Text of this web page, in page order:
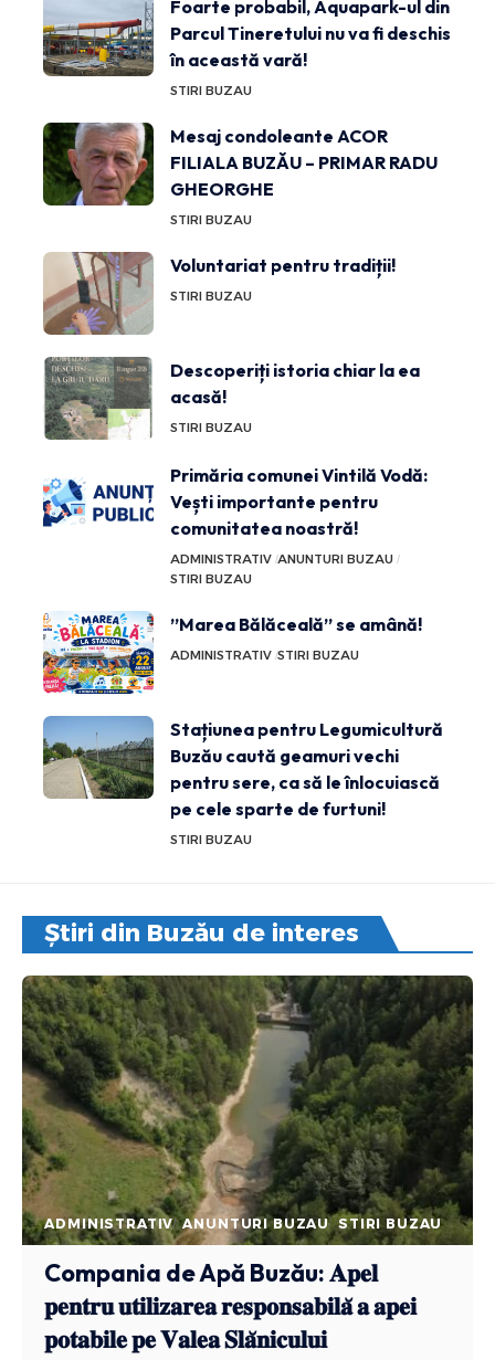
Foarte probabil, Aquapark-ul din
Parcul Tineretului nu va fi deschis
în această vară!
STIRI BUZAU
Mesaj condoleante ACOR
FILIALA BUZĂU – PRIMAR RADU
GHEORGHE
STIRI BUZAU
Voluntariat pentru tradiții!
STIRI BUZAU
Descoperiți istoria chiar la ea
acasă!
STIRI BUZAU
Primăria comunei Vintilă Vodă:
Vești importante pentru
comunitatea noastră!
ADMINISTRATIV ANUNTURI BUZAU
STIRI BUZAU
”Marea Bălăceală” se amână!
ADMINISTRATIV STIRI BUZAU
Stațiunea pentru Legumicultură
Buzău caută geamuri vechi
pentru sere, ca să le înlocuiască
pe cele sparte de furtuni!
STIRI BUZAU
Știri din Buzău de interes
ADMINISTRATIV ANUNTURI BUZAU STIRI BUZAU
Compania de Apă Buzău: 𝐀𝐩𝐞𝐥
𝐩𝐞𝐧𝐭𝐫𝐮 𝐮𝐭𝐢𝐥𝐢𝐳𝐚𝐫𝐞𝐚 𝐫𝐞𝐬𝐩𝐨𝐧𝐬𝐚𝐛𝐢𝐥𝐚̆ 𝐚 𝐚𝐩𝐞𝐢
𝐩𝐨𝐭𝐚𝐛𝐢𝐥𝐞 𝐩𝐞 𝐕𝐚𝐥𝐞𝐚 𝐒𝐥𝐚̆𝐧𝐢𝐜𝐮𝐥𝐮𝐢